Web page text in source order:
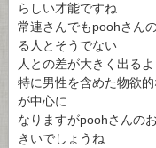
らしい才能ですね
常連さんでもpoohさん
る人とそうでない
人との差が大きく出る
特に男性を含めた物欲
が中心に
なりますがpoohさんの
きいでしょうね